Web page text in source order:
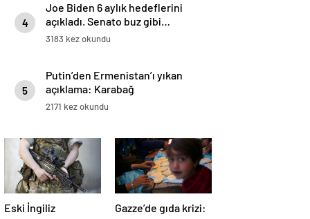
4
Joe Biden 6 aylık hedeflerini
açıkladı. Senato buz gibi…
3183 kez okundu
5
Putin’den Ermenistan’ı yıkan
açıklama: Karabağ
Azerbaycan’ın ayrılmaz bir
2171 kez okundu
Eski İngiliz
Gazze’de gıda krizi: